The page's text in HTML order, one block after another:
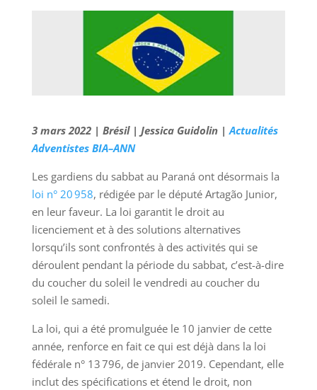
3 mars 2022 | Brésil | Jessica Guidolin |Actualités
Adventistes BIA–ANN
Les gardiens du sabbat au Paraná ont désormais la
loi n° 20 958, rédigée par le député Artagão Junior,
en leur faveur. La loi garantit le droit au
licenciement et à des solutions alternatives
lorsqu’ils sont confrontés à des activités qui se
déroulent pendant la période du sabbat, c’est-à-dire
du coucher du soleil le vendredi au coucher du
soleil le samedi.
La loi, qui a été promulguée le 10 janvier de cette
année, renforce en fait ce qui est déjà dans la loi
fédérale n° 13 796, de janvier 2019. Cependant, elle
inclut des spécifications et étend le droit, non